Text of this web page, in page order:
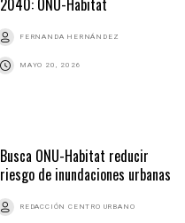
2040: ONU-Habitat
FERNANDA HERNÁNDEZ
MAYO 20, 2026
Busca ONU-Habitat reducir
riesgo de inundaciones urbanas
REDACCIÓN CENTRO URBANO